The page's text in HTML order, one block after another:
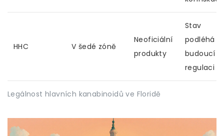
Legálnost hlavních kanabinoidů ve Floridě
HHC V šedé zóně
Neoficiální
produkty
Stav
podléhá
budoucí
regulaci